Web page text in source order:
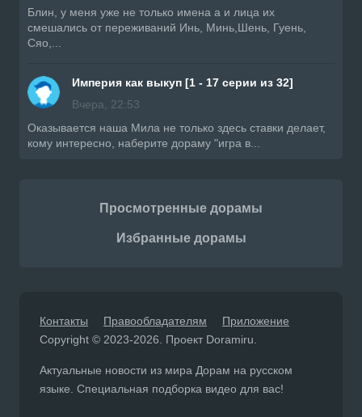
Блин, у меня уже не только имена а и лица их
смешались от переживаний Инь, Минь,Шень, Гуень,
Сяо,...
Империя как выкуп [1 - 17 серии из 32]
Вчера, 22:53
Оказывается наша Мила не только здесь ставки делает,
кому интересно, наберите дораму "игра в...
Просмотренные дорамы
Избранные дорамы
Контакты Правообладателям
Приложение
Copyright © 2023-2026. Проект Doramiru.
Актуальные новости из мира Дорам на русском
языке. Специальная подборка видео для вас!